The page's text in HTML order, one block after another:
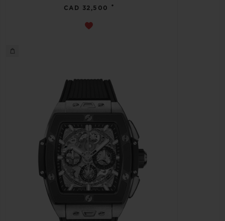
CAD 32,500 •